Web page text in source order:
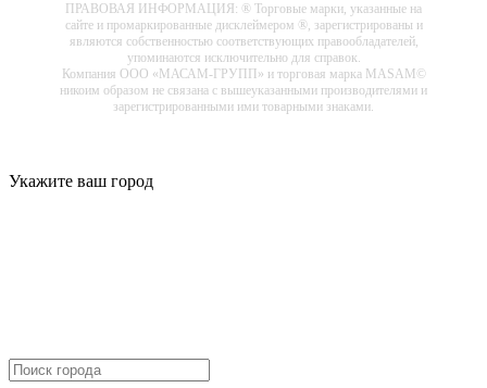
ПРАВОВАЯ ИНФОРМАЦИЯ: ® Торговые марки, указанные на
сайте и промаркированные дисклеймером ®, зарегистрированы и
являются собственностью соответствующих правообладателей,
упоминаются исключительно для справок.
Компания ООО «МАСАМ-ГРУПП» и торговая марка MASAM©
никоим образом не связана с вышеуказанными производителями и
зарегистрированными ими товарными знаками.
Укажите ваш город